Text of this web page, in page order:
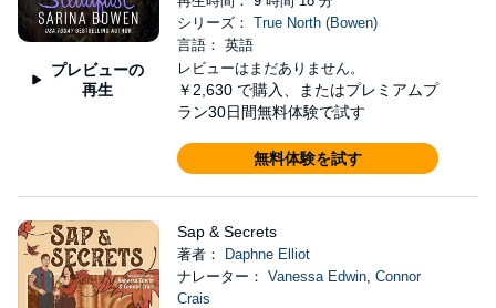
プレビューの
再生
シリーズ： True North (Bowen)
言語： 英語
レビューはまだありません。
￥2,630 で購入、またはプレミアムプ
ラン30日間無料体験で試す
無料体験を試す
Sap & Secrets
著者：
Daphne Elliot
ナレーター： Vanessa Edwin, Connor
Crais